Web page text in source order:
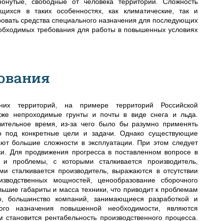
в таких особенностях, как климатические, так и
средства специального назначения для последующих
требования для работы в повышенных условиях
территорий, на примере территорий Российской
непроходимые грунты и почты в виде снега и льда.
время, из-за чего было бы разумно применять
под конкретные цели и задачи. Однако существующие
большие сложности в эксплуатации. При этом следует
Для продвижения прогресса в поставленном вопросе в
проблемы, с которыми сталкивается производитель,
производитель, выражаются в отсутствии
мощностей, ценообразование сборочного
габариты и масса техники, что приводит к проблемам
большинство компаний, занимающиеся разработкой и
назначения повышенной необходимости, являются
рентабельность производственного процесса.